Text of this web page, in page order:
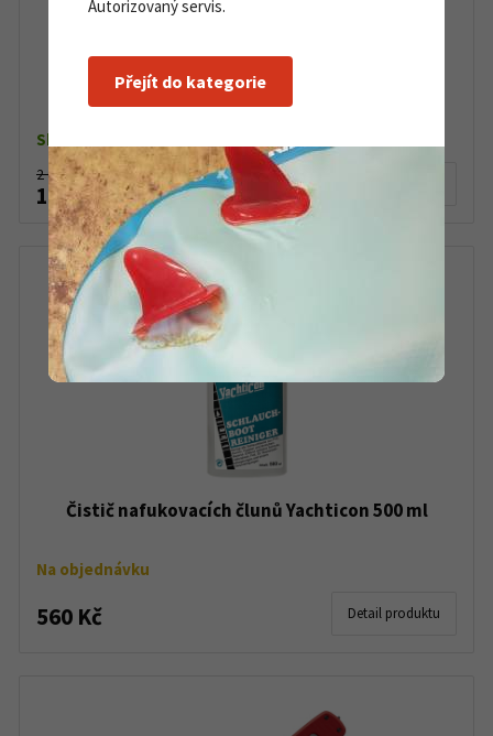
Záchranná vesta Plastimo Typhoon 150 N
Skladem do 5 ks
2 030 Kč
1 990 Kč
Čistič nafukovacích člunů Yachticon 500 ml
Na objednávku
560 Kč Detail produktu
Autorizovaný servis.
Přejít do kategorie